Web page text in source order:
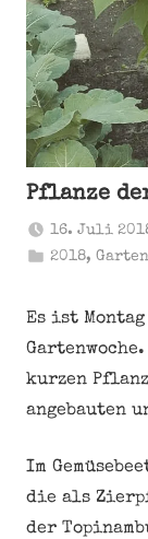
Pflanze
16. Juli
2018,
Es ist
kurzen
angebauten
Im
die als
der